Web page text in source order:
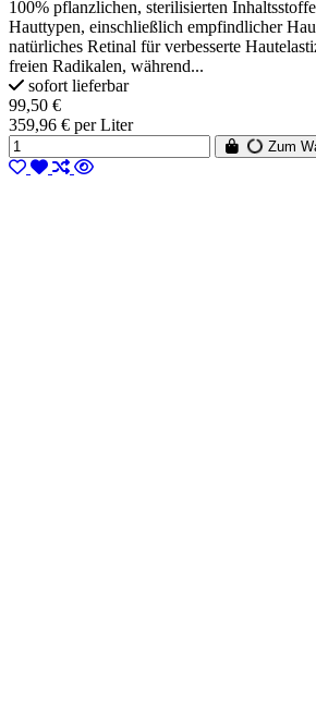
100% pflanzlichen, sterilisierten
Hauttypen, einschließlich empfindlicher
natürliches Retinal für verbesserte
freien Radikalen, während...
sofort lieferbar
99,50 €
359,96 € per Liter
Zum